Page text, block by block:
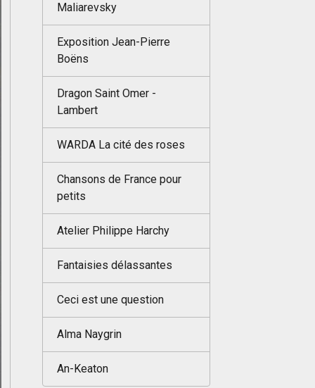
Maliarevsky
Exposition Jean-Pierre
Boëns
Dragon Saint Omer -
Lambert
WARDA La cité des roses
Chansons de France pour
petits
Atelier Philippe Harchy
Fantaisies délassantes
Ceci est une question
Alma Naygrin
An-Keaton